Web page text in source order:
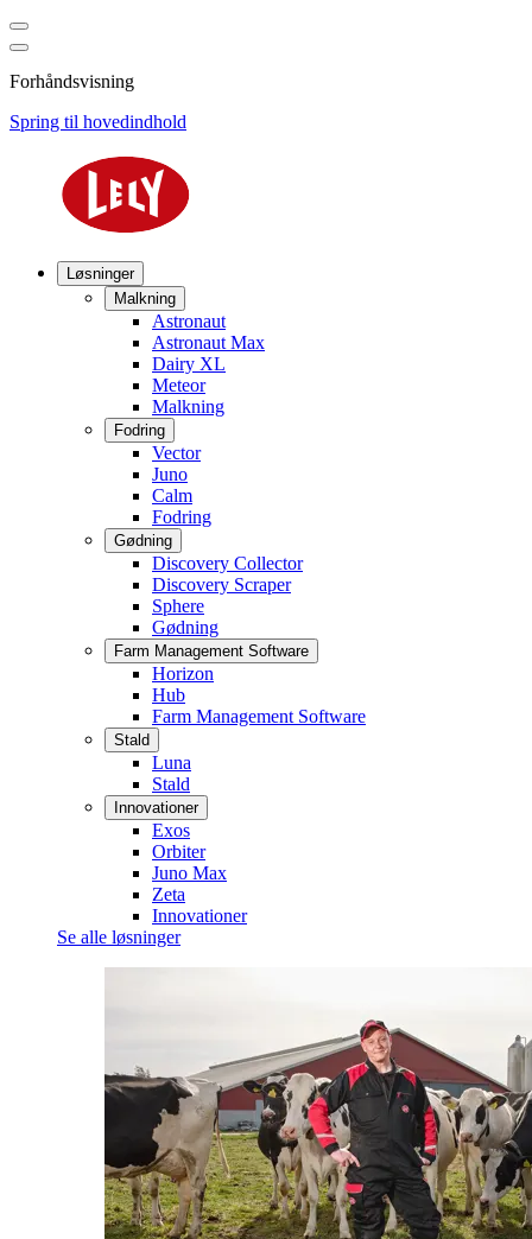
Forhåndsvisning
Spring til hovedindhold
Løsninger
Malkning
Astronaut
Astronaut Max
Dairy XL
Meteor
Malkning
Fodring
Vector
Juno
Calm
Fodring
Gødning
Discovery Collector
Discovery Scraper
Sphere
Gødning
Farm Management Software
Horizon
Hub
Farm Management Software
Stald
Luna
Stald
Innovationer
Exos
Orbiter
Juno Max
Zeta
Innovationer
Se alle løsninger